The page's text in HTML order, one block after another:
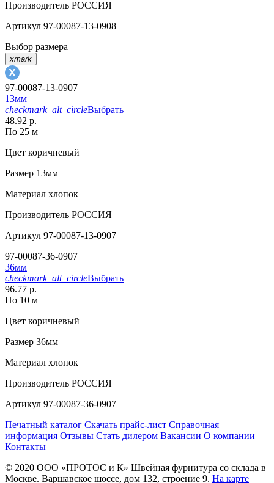
Производитель РОССИЯ
Артикул 97-00087-13-0908
Выбор размера
xmark
97-00087-13-0907
13мм
checkmark_alt_circleВыбрать
48.92 р.
По 25 м
Цвет коричневый
Размер 13мм
Материал хлопок
Производитель РОССИЯ
Артикул 97-00087-13-0907
97-00087-36-0907
36мм
checkmark_alt_circleВыбрать
96.77 р.
По 10 м
Цвет коричневый
Размер 36мм
Материал хлопок
Производитель РОССИЯ
Артикул 97-00087-36-0907
Печатный каталог Скачать прайс-лист Справочная
информация Отзывы Стать дилером Вакансии О компании
Контакты
© 2020 ООО «ПРОТОС и К» Швейная фурнитура со склада в
Москве. Варшавское шоссе, дом 132, строение 9. На карте